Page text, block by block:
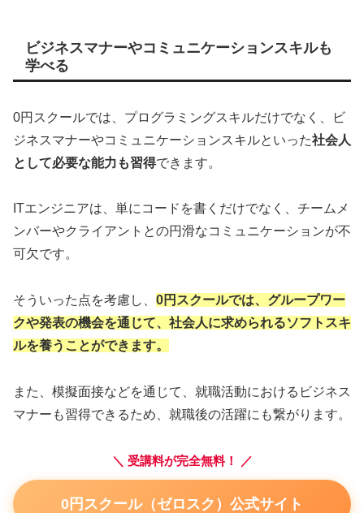
ビジネスマナーやコミュニケーションスキルも
学べる
0円スクールでは、プログラミングスキルだけでなく、ビ
ジネスマナーやコミュニケーションスキルといった社会人
として必要な能力も習得できます。
ITエンジニアは、単にコードを書くだけでなく、チームメ
ンバーやクライアントとの円滑なコミュニケーションが不
可欠です。
そういった点を考慮し、 0円スクールでは、グループワー
クや発表の機会を通じて、社会人に求められるソフトスキ
ルを養うことができます。
また、模擬面接などを通じて、就職活動におけるビジネス
マナーも習得できるため、就職後の活躍にも繋がります。
＼ 受講料が完全無料！ ／
0円スクール（ゼロスク）公式サイト